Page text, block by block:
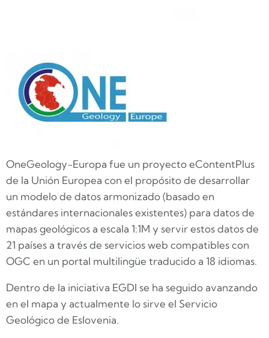
OneGeology-Europa fue un proyecto eContentPlus
de la Unión Europea con el propósito de desarrollar
un modelo de datos armonizado (basado en
estándares internacionales existentes) para datos de
mapas geológicos a escala 1:1M y servir estos datos de
21 países a través de servicios web compatibles con
OGC en un portal multilingüe traducido a 18 idiomas.
Dentro de la iniciativa EGDI se ha seguido avanzando
en el mapa y actualmente lo sirve el Servicio
Geológico de Eslovenia.